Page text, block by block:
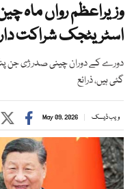
وزیراعظم رواں ماہ
اسٹریٹجک شراکت
دورے کے دوران چینی صدر ژی جن
گئی ہیں، ذرائع
ویب ڈیسک May 09, 2026